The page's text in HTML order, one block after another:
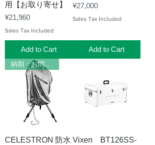
用【お取り寄せ】
Price
¥21,960
Sales Tax Included
Add to Cart
Price
¥27,000
Sales Tax Included
Add to Cart
納期：お問い合わせください
CELESTRON 防水 Vixen BT126SS-